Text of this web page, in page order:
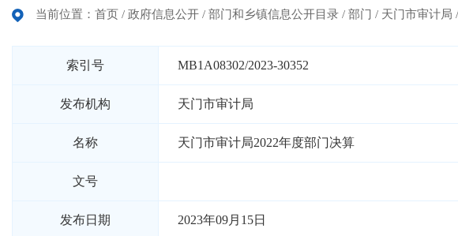
当前位置： 首页 / 政府信息公开 / 部门和乡镇信息公开目录 / 部门 / 天门市审计局 /
索引号 MB1A08302/2023-30352
发布机构 天门市审计局
名称 天门市审计局2022年度部门决算
文号
发布日期 2023年09月15日